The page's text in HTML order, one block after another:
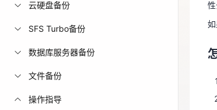
云硬盘备份
SFS Turbo备份
数据库服务器备份
文件备份
操作指导